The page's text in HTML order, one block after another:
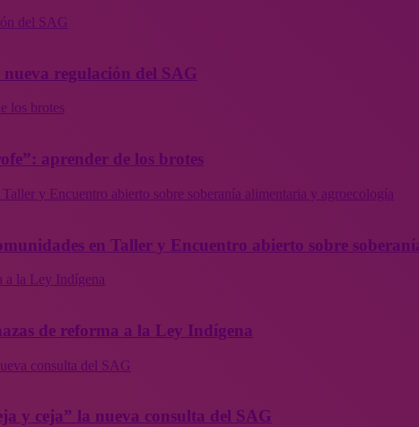
del SAG
regulación del SAG
los brotes
aprender de los brotes
y Encuentro abierto sobre soberanía alimentaria y agroecología
en Taller y Encuentro abierto sobre
a la Ley Indígena
de reforma a la Ley Indígena
consulta del SAG
y ceja” la nueva consulta del SAG